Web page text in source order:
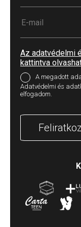
Az adatvédelmi
kattintva
A megadott
Adatvédelmi és
elfogadom.